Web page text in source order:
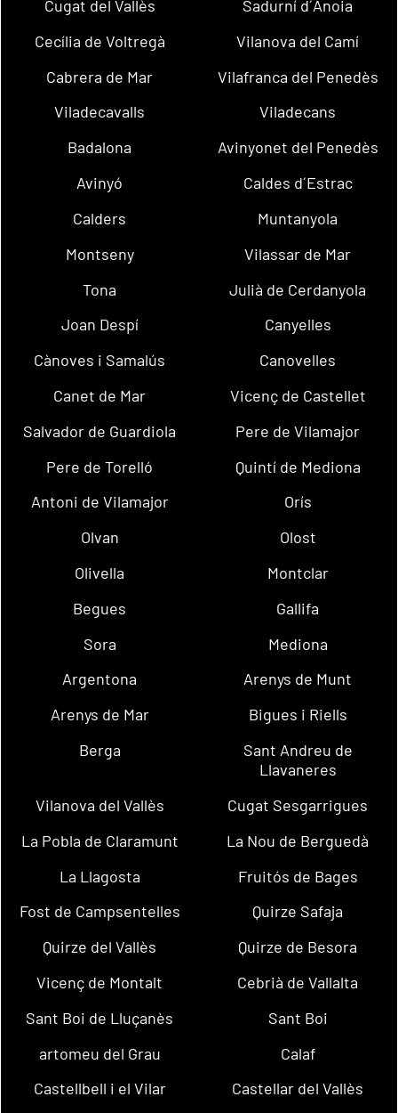
Cugat del Vallès
Sadurní d´Anoia
Cecília de Voltregà
Vilanova del Camí
Cabrera de Mar
Vilafranca del Penedès
Viladecavalls
Viladecans
Badalona
Avinyonet del Penedès
Avinyó
Caldes d´Estrac
Calders
Muntanyola
Montseny
Vilassar de Mar
Tona
Julià de Cerdanyola
Joan Despí
Canyelles
Cànoves i Samalús
Canovelles
Canet de Mar
Vicenç de Castellet
Salvador de Guardiola
Pere de Vilamajor
Pere de Torelló
Quintí de Mediona
Antoni de Vilamajor
Orís
Olvan
Olost
Olivella
Montclar
Begues
Gallifa
Sora
Mediona
Argentona
Arenys de Munt
Arenys de Mar
Bigues i Riells
Berga
Sant Andreu de
Llavaneres
Vilanova del Vallès
Cugat Sesgarrigues
La Pobla de Claramunt
La Nou de Berguedà
La Llagosta
Fruitós de Bages
Fost de Campsentelles
Quirze Safaja
Quirze del Vallès
Quirze de Besora
Vicenç de Montalt
Cebrià de Vallalta
Sant Boi de Lluçanès
Sant Boi
artomeu del Grau
Calaf
Castellbell i el Vilar
Castellar del Vallès